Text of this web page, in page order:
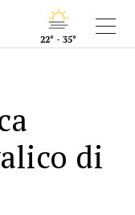
22° - 35°
di